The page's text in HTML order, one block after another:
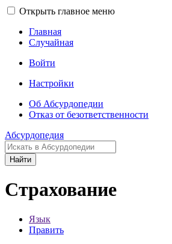
Открыть главное меню
Главная
Случайная
Войти
Настройки
Об Абсурдопедии
Отказ от безответственности
Абсурдопедия
Найти
Страхование
Язык
Править